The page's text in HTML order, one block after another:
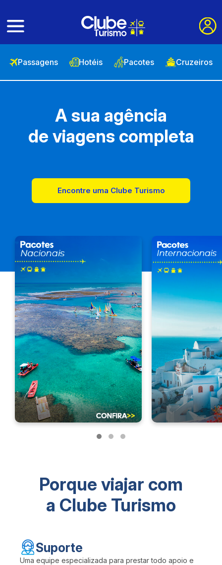
Passagens Hotéis Pacotes Cruzeiros
A sua agência
de viagens completa
Encontre uma Clube Turismo
Porque viajar com
a Clube Turismo
Suporte
Uma equipe especializada para prestar todo apoio e